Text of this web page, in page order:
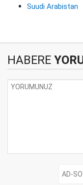
Suudi Arabistan
HABERE